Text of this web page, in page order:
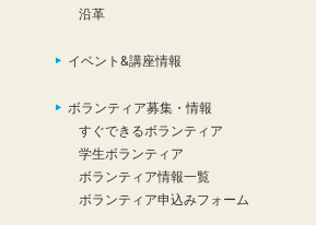
沿革
イベント&講座情報
ボランティア募集・情報
すぐできるボランティア
学生ボランティア
ボランティア情報一覧
ボランティア申込みフォーム